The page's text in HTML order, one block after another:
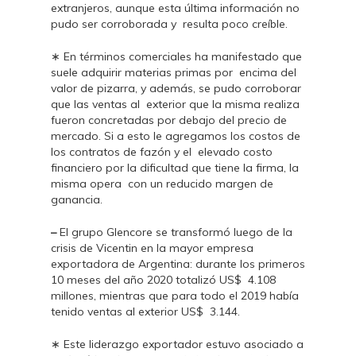
extranjeros, aunque esta última información no
pudo ser corroborada y resulta poco creíble.
∗ En términos comerciales ha manifestado que
suele adquirir materias primas por encima del
valor de pizarra, y además, se pudo corroborar
que las ventas al exterior que la misma realiza
fueron concretadas por debajo del precio de
mercado. Si a esto le agregamos los costos de
los contratos de fazón y el elevado costo
financiero por la dificultad que tiene la firma, la
misma opera con un reducido margen de
ganancia.
–El grupo Glencore se transformó luego de la
crisis de Vicentin en la mayor empresa
exportadora de Argentina: durante los primeros
10 meses del año 2020 totalizó US$ 4.108
millones, mientras que para todo el 2019 había
tenido ventas al exterior US$ 3.144.
∗ Este liderazgo exportador estuvo asociado a